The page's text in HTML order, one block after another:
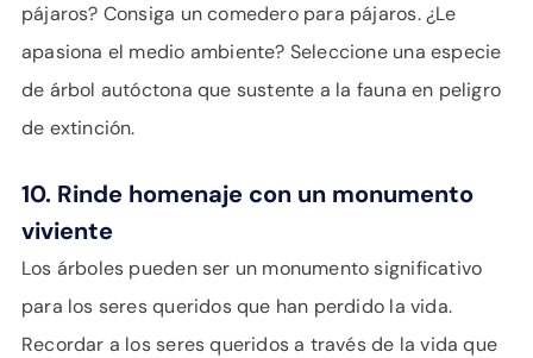
pájaros? Consiga un comedero para pájaros. ¿Le
apasiona el medio ambiente? Seleccione una especie
de árbol autóctona que sustente a la fauna en peligro
de extinción.
10. Rinde homenaje con un monumento
viviente
Los árboles pueden ser un monumento significativo
para los seres queridos que han perdido la vida.
Recordar a los seres queridos a través de la vida que